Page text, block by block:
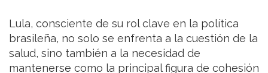
Lula, consciente de su rol clave en la política
brasileña, no solo se enfrenta a la cuestión de la
salud, sino también a la necesidad de
mantenerse como la principal figura de cohesión